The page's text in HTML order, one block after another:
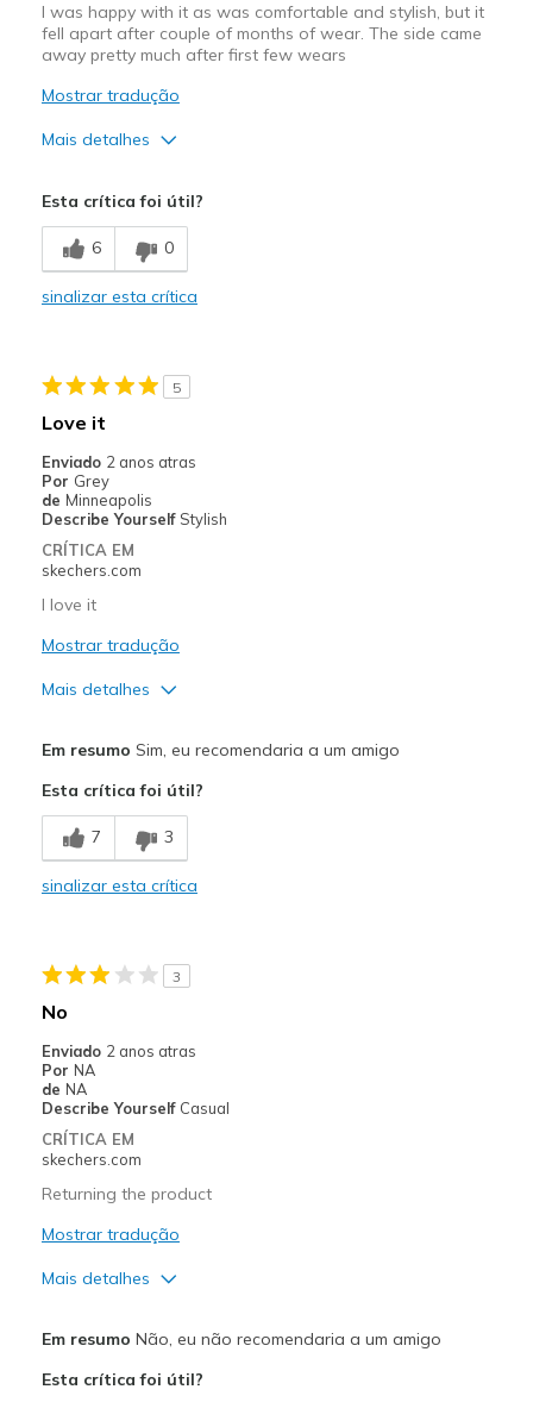
I was happy with it as was comfortable and stylish, but it
fell apart after couple of months of wear. The side came
away pretty much after first few wears
Mostrar tradução
Mais detalhes
Sizing
Esta crítica foi útil?
6 0
sinalizar esta crítica
5
Love it
Enviado 2 anos atras
Por Grey
de Minneapolis
Describe Yourself Stylish
CRÍTICA EM
skechers.com
I love it
Mostrar tradução
Mais detalhes
Comfortable
Stylish
Going Out
Travel
Width
Sizing
View On Shoes
I'm Really Into Shoes
Em resumo Sim, eu recomendaria a um amigo
Esta crítica foi útil?
7 3
sinalizar esta crítica
3
No
Enviado 2 anos atras
Por NA
de NA
Describe Yourself Casual
CRÍTICA EM
skechers.com
Returning the product
Mostrar tradução
Mais detalhes
Em resumo Não, eu não recomendaria a um amigo
Esta crítica foi útil?